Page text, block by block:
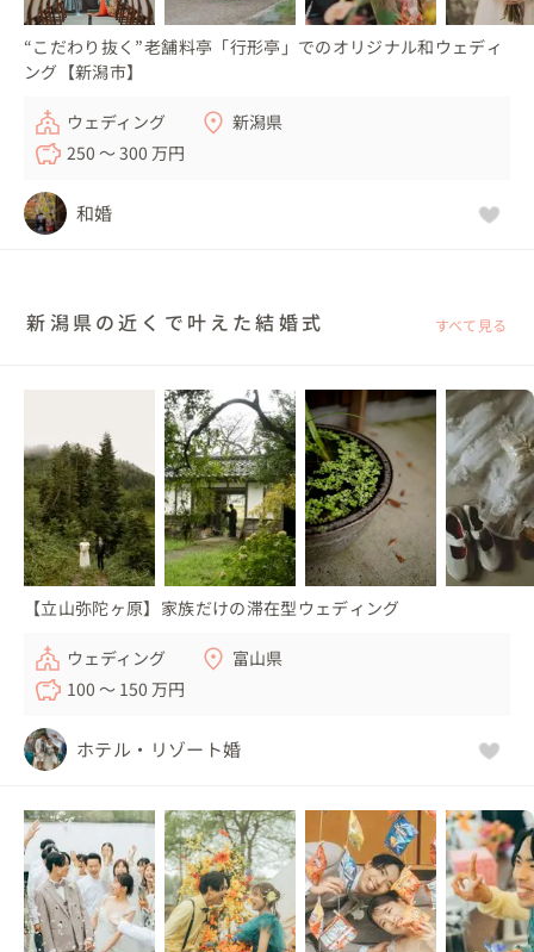
“こだわり抜く”老舗料亭「行形亭」でのオリジナル和ウェディ
ング【新潟市】
ウェディング
新潟県
250 〜 300 万円
和婚
新潟県の近くで叶えた結婚式 すべて見る
【立山弥陀ヶ原】家族だけの滞在型ウェディング
ウェディング
富山県
100 〜 150 万円
ホテル・リゾート婚